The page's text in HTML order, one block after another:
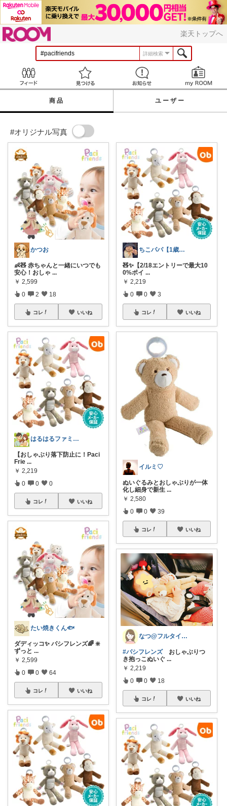
楽天トップへ
詳細検索
見つける お知らせ
商品 ユーザー
#オリジナル写真
かつお
👶🧸 赤ちゃんと一緒にいつでも
安心！おしゃ ...
￥ 2,599
0 2 18
コレ いいね
はるはるファミリー
【おしゃぶり落下防止に！Paci
Frie ...
￥ 2,219
0 0 0
コレ いいね
たい焼きくん🐟
ダディッコ✨ パシフレンズ🌈 ❇️
ずっと ...
￥ 2,599
0 0 64
コレ いいね
ちこパパ【1歳児パパの便利×ベビー】
🧸✨【2/18エントリーで最大10
0%ポイ ...
￥ 2,219
0 0 3
コレ いいね
イルミ♡
ぬいぐるみとおしゃぶりが一体
化し細身で新生 ...
￥ 2,580
0 0 39
コレ いいね
なつ@フルタイム2児のママ🏖️
#パシフレンズおしゃぶりつ
き抱っこぬいぐ ...
￥ 2,219
0 0 18
コレ いいね